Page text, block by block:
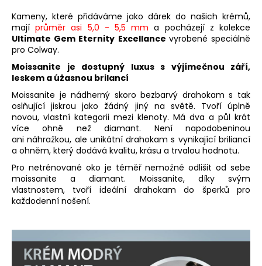
Kameny, které přidáváme jako dárek do našich krémů,
majíprůměr asi 5,0 - 5,5 mm a pocházejí z kolekce
Ultimate Gem Eternity Excellance vyrobené speciálně
pro Colway.
Moissanite je dostupný luxus s výjímečnou září,
leskem a úžasnou brilancí
Moissanite je nádherný skoro bezbarvý drahokam s tak
oslňující jiskrou jako žádný jiný na světě. Tvoří úplně
novou, vlastní kategorii mezi klenoty. Má dva a půl krát
více ohně než diamant. Není napodobeninou
ani náhražkou, ale unikátní drahokam s vynikající briliancí
a ohněm, který dodává kvalitu, krásu a trvalou hodnotu.
Pro netrénované oko je téměř nemožné odlišit od sebe
moissanite a diamant. Moissanite, díky svým
vlastnostem, tvoří ideální drahokam do šperků pro
každodenní nošení.